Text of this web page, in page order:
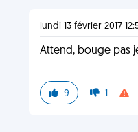
lundi 13 février 2017
Attend, bouge pas
9 1